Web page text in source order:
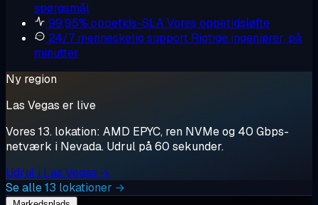
spørgsmål
99,95% oppetids-SLAVores oppetidsløfte
24/7 menneskelig support Rigtige ingeniører, på
minutter
Ny region
Las Vegas er live
Vores 13. lokation: AMD EPYC, ren NVMe og 40 Gbps-
netværk i Nevada. Udrul på 60 sekunder.
Udrul i Las Vegas →
Se alle 13 lokationer →